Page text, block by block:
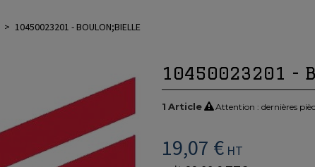
> 10450023201 - BOULON;BIELLE
10450023201 -
1 Article Attention : dernières
19,07 €HT